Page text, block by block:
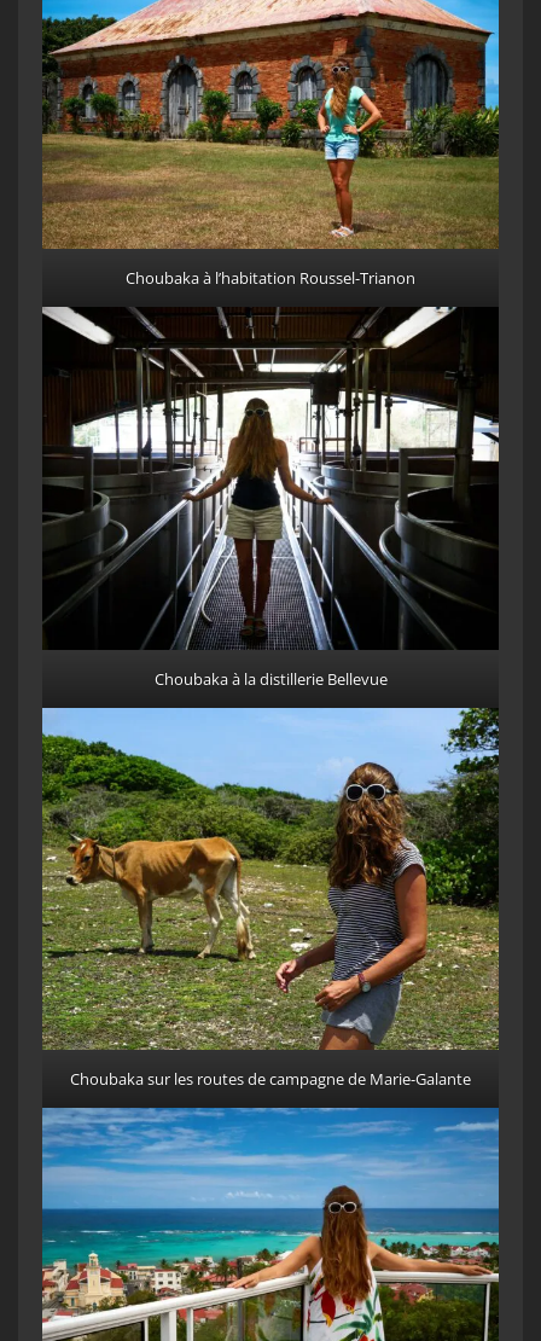
Choubaka à l’habitation Roussel-Trianon
Choubaka à la distillerie Bellevue
Choubaka sur les routes de campagne de Marie-Galante